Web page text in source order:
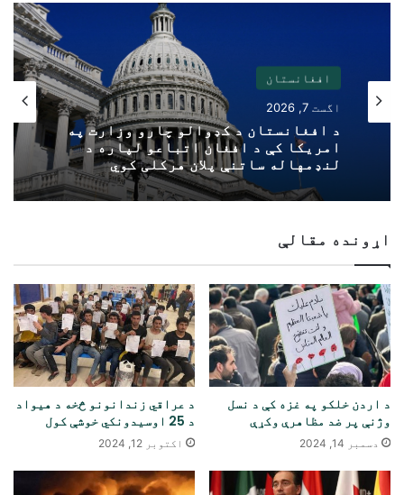
افغانستان
اگست 7, 2026
د افغانستان د کډوالو چارو وزارت په
امریکا کې د افغان اتباعو لپاره د
لنډمهاله ساتنې پلان هرکلی کوي
اړونده مقالې
د اردن خلکو په غزه کې د نسل
وژنې پر ضد مظاهرې وکړې
دسمبر 14, 2024
د عراقي زندانونو څخه د هیواد
د 25 اوسیدونکي خوشې کول
اکتوبر 12, 2024